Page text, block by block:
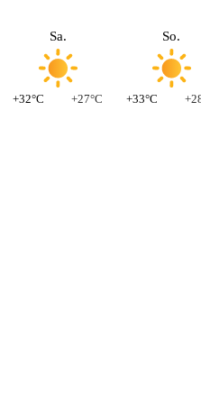
Sa.
+32°C +27°C
So.
+33°C